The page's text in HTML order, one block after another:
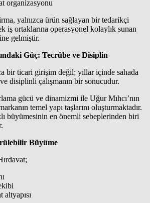
organizasyonu
yalnızca ürün sağlayan bir tedarikçi
iş ortaklarına operasyonel kolaylık sunan
gelmiştir.
Güç: Tecrübe ve Disiplin
bir ticari girişim değil; yıllar içinde sahada
disiplinli çalışmanın bir sonucudur.
gücü ve dinamizmi ile Uğur Mıhcı’nın
temel yapı taşlarını oluşturmaktadır.
büyümesinin en önemli sebeplerinden biri
Büyüme